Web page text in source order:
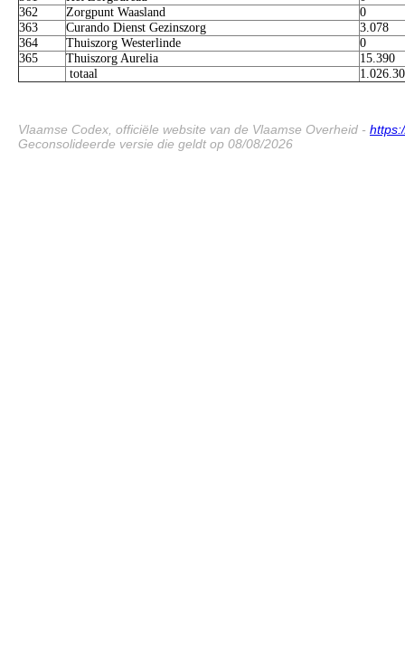
362
Zorgpunt Waasland
0
363
Curando Dienst Gezinszorg
3.078
364
Thuiszorg Westerlinde
0
365
Thuiszorg Aurelia
15.390
totaal
Vlaamse Codex, officiële website van de Vlaamse Overheid -
Geconsolideerde versie die geldt op 08/08/2026